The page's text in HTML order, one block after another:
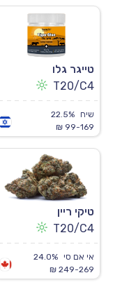
טייגר גלו
T20/C4
שיח
22.5%
99-169 ₪
טיקי ריין
T20/C4
אי אם סי
24.0%
249-269 ₪